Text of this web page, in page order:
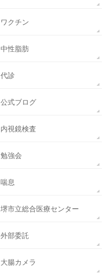
ワクチン
中性脂肪
代診
公式ブログ
内視鏡検査
勉強会
喘息
堺市立総合医療センター
外部委託
大腸カメラ